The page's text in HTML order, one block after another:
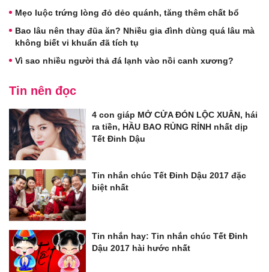
Mẹo luộc trứng lòng đỏ dẻo quánh, tăng thêm chất bổ
Bao lâu nên thay đũa ăn? Nhiều gia đình dùng quá lâu mà
không biết vi khuẩn đã tích tụ
Vì sao nhiều người thả đá lạnh vào nồi canh xương?
Tin nên đọc
4 con giáp MỞ CỬA ĐÓN LỘC XUÂN, hái
ra tiền, HẦU BAO RỦNG RỈNH nhất dịp
Tết Đinh Dậu
Tin nhắn chúc Tết Đinh Dậu 2017 đặc
biệt nhất
Tin nhắn hay: Tin nhắn chúc Tết Đinh
Dậu 2017 hài hước nhất